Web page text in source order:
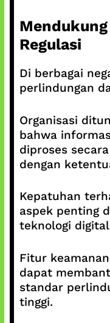
Regulasi
Di berbagai
perlindungan
Organisasi
bahwa
diproses
dengan
Kepatuhan
aspek penting
teknologi
Fitur
dapat
standar
tinggi.